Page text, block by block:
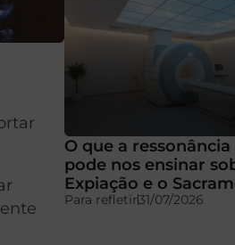
O que a
pode nos ensinar
Expiação e o
Para refletir31/07/2026